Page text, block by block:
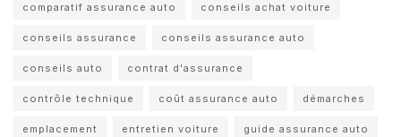
comparatif assurance auto conseils achat voiture
conseils assurance conseils assurance auto
conseils auto contrat d'assurance
contrôle technique coût assurance auto démarches
emplacement entretien voiture guide assurance auto